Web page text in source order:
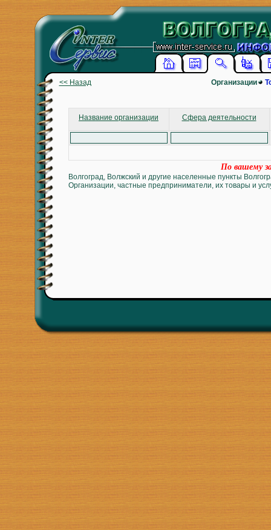
<< Назад Организации
Название организации Сфера деятельности
По вашему
Волгоград, Волжский и другие населенные пункты
Организации, частные предприниматели, их товары и